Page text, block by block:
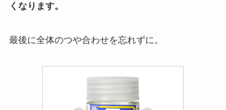
くなります。
最後に全体のつや合わせを忘れずに。